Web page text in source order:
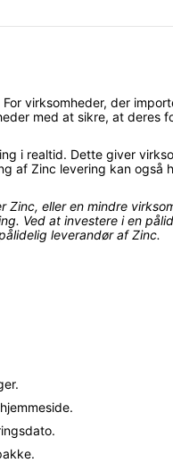
virksomheder, der
med at sikre, at deres
i realtid. Dette giver
af Zinc levering kan
eller en mindre
Ved at investere i en
leverandør af Zinc.